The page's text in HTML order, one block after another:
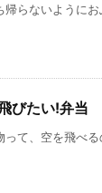
らないように
びたい!弁当
て、空を飛べ